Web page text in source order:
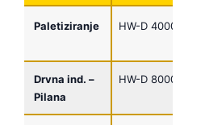
Paletiziranje HW-D 4000
Drvna ind. –
Pilana
HW-D 8000